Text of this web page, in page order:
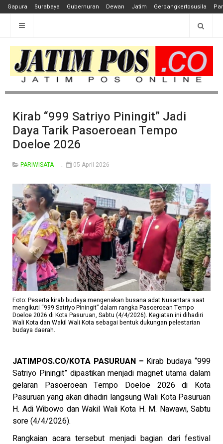
Gapura Surabaya Gubernuran Dewan Jatim Gerbangkertosusila
Kirab “999 Satriyo Piningit” Jadi
Daya Tarik Pasoeroean Tempo
Doeloe 2026
PARIWISATA 05 April 2026
Foto: Peserta kirab budaya mengenakan busana adat Nusantara saat
mengikuti “999 Satriyo Piningit” dalam rangka Pasoeroean Tempo
Doeloe 2026 di Kota Pasuruan, Sabtu (4/4/2026). Kegiatan ini dihadiri
Wali Kota dan Wakil Wali Kota sebagai bentuk dukungan pelestarian
budaya daerah.
JATIMPOS.CO/KOTA PASURUAN – Kirab budaya “999
Satriyo Piningit” dipastikan menjadi magnet utama dalam
gelaran Pasoeroean Tempo Doeloe 2026 di Kota
Pasuruan yang akan dihadiri langsung Wali Kota Pasuruan
H. Adi Wibowo dan Wakil Wali Kota H. M. Nawawi, Sabtu
sore (4/4/2026).
Rangkaian acara tersebut menjadi bagian dari festival